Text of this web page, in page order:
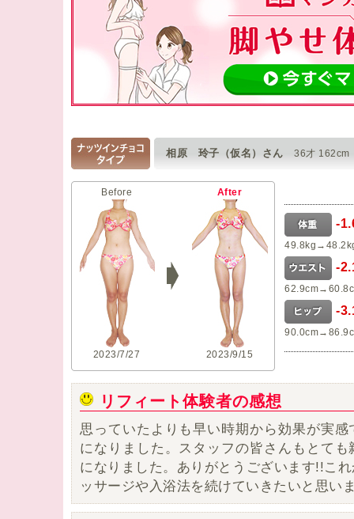
相原 玲子（仮名）さん 36才 162cm
Before
2023/7/27
After
2023/9/15
-
-
-
リフィート体験者の感想
思っていたよりも早い時期から効果が実
になりました。 スタッフの皆さんもとて
になりました。ありがとうございます!!こ
ッサージや入浴法を続けていきたいと思い